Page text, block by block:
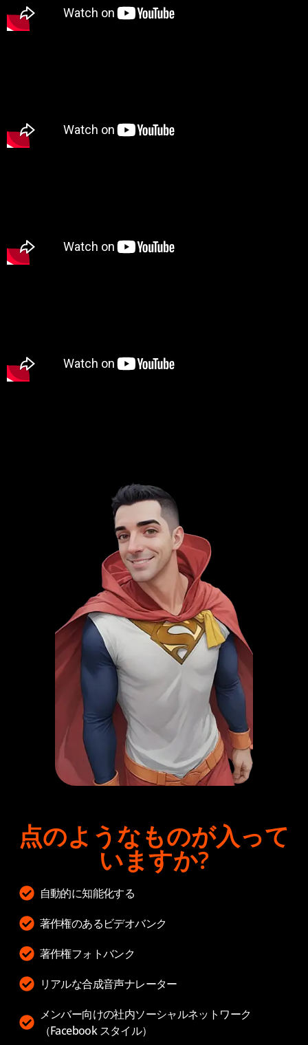
点のようなものが入って
いますか?
自動的に知能化する
著作権のあるビデオバンク
著作権フォトバンク
リアルな合成音声ナレーター
メンバー向けの社内ソーシャルネットワーク
（Facebook スタイル）